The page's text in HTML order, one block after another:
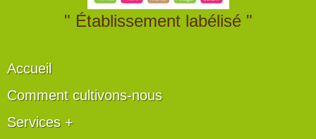
" Établissement labélisé "
Accueil
Comment cultivons-nous
Services +